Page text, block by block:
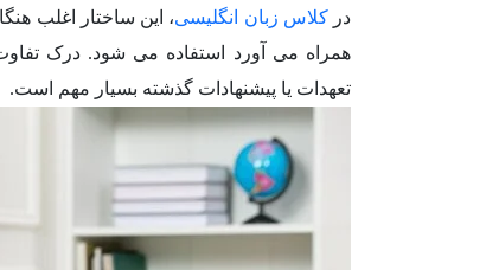
درکلاس زبان انگلیسی، این ساختار اغلب
تعهدات یا پیشنهادات گذشته بسیار مهم است.